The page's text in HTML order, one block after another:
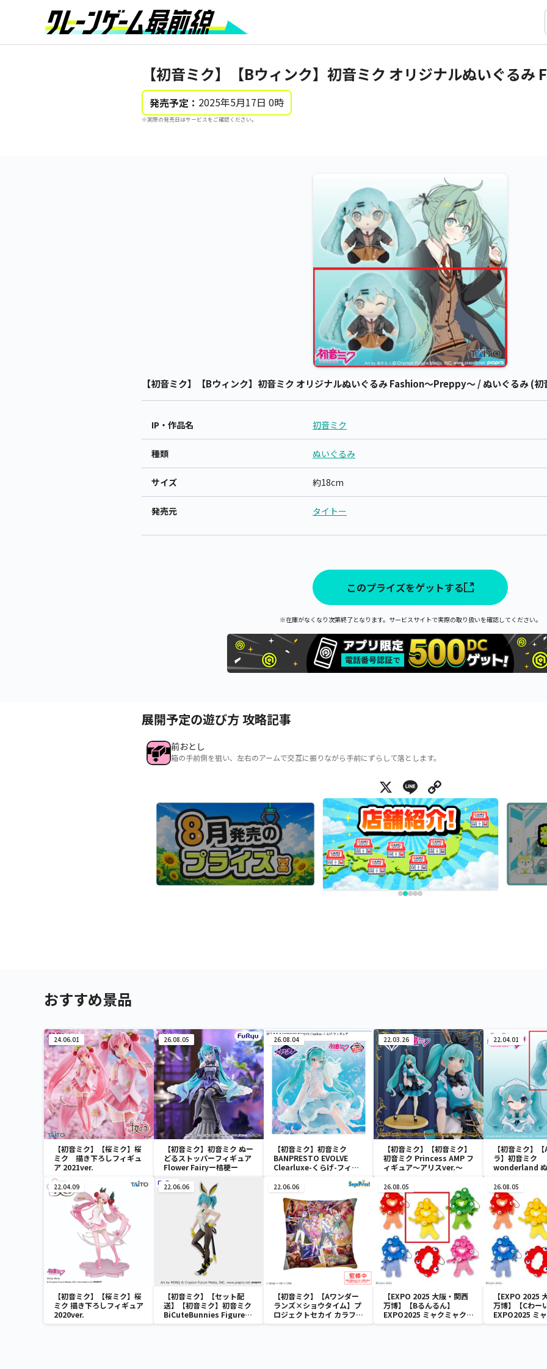
【初音ミク】【Bウィンク】初音ミク オリジナルぬいぐる
発売予定： 2025年5月17日 0時
※実際の発売日はサービスをご確認ください。
【初音ミク】【Bウィンク】初音ミク オリジナルぬいぐるみ Fashion～Preppy～ / ぬいぐるみ (
IP・作品名 初音ミク
種類 ぬいぐるみ
サイズ 約18cm
発売元 タイトー
このプライズをゲットする
※在庫がなくなり次第終了となります。サービスサイトで実際の取り扱いを確認してください。
展開予定の遊び方 攻略記事
前おとし
箱の手前側を狙い、左右のアームで交互に振りながら手前にずらして落とします。
X Line
おすすめ景品
24.06.01
【初音ミク】【桜ミク】桜
ミク 描き下ろしフィギュ
ア 2021ver.
26.08.05
【初音ミク】初音ミク ぬー
どるストッパーフィギュア
Flower Fairyー桔梗ー
26.08.04
【初音ミク】初音ミク
BANPRESTO EVOLVE
Clearluxe-くらげ-フィギ
22.03.26
【初音ミク】【初音ミク】
初音ミク Princess AMP フ
ィギュア～アリスver.～
22.04.01
【初音ミク】
ラ】初音ミク
wonderland ぬ
22.04.09
【初音ミク】【桜ミク】桜
ミク 描き下ろしフィギュア
2020ver.
22.06.06
【初音ミク】【セット配
送】【初音ミク】初音ミク
BiCuteBunnies Figure－
ストリートver.－
22.06.06
【初音ミク】【Aワンダー
ランズ×ショウタイム】プ
ロジェクトセカイ カラフル
ステージ！ feat. 初音ミク
26.08.05
【EXPO 2025 大阪・関西
万博】【Bるんるん】
EXPO2025 ミャクミャク
カラフルゴム紐付きぬいぐ
26.08.05
【EXPO 2025
万博】【Cわーい
EXPO2025 ミ
カラフルゴム紐